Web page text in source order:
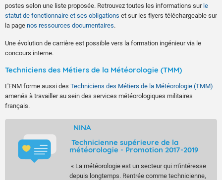
postes selon une liste proposée. Retrouvez toutes les informations sur le
statut de fonctionnaire et ses obligations et sur les flyers téléchargeable sur
la page nos ressources documentaires.
Une évolution de carrière est possible vers la formation ingénieur via le
concours interne.
Techniciens des Métiers de la Météorologie (TMM)
L'ENM forme aussi des Techniciens des Métiers de la Météorologie (TMM)
amenés à travailler au sein des services météorologiques militaires
français.
NINA
Technicienne supérieure de la
météorologie - Promotion 2017-2019
« La météorologie est un secteur qui m’intéresse
depuis longtemps. Rentrée comme technicienne,